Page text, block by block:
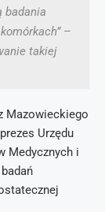
badania
–
takiej
Mazowieckiego
Urzędu
Medycznych i